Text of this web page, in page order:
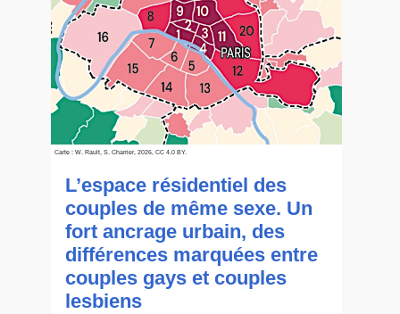
Carte : W. Rault, S. Charrier, 2026, CC 4.0 BY.
L’espace résidentiel des
couples de même sexe. Un
fort ancrage urbain, des
différences marquées entre
couples gays et couples
lesbiens